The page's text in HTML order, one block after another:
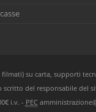
su carta, supporti
scritto del responsabile del
i.v. - PEC